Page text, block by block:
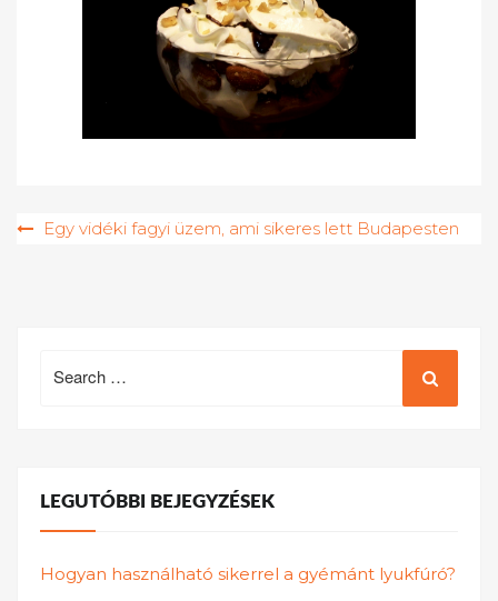
Bejegyzés
Egy vidéki fagyi üzem, ami sikeres lett Budapesten
for:
LEGUTÓBBI BEJEGYZÉSEK
Hogyan használható sikerrel a gyémánt lyukfúró?